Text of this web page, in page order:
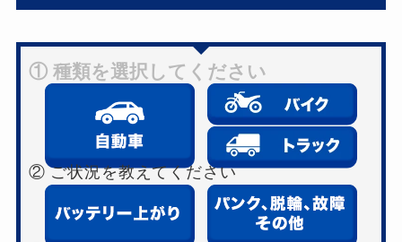
① 種類を選択してください
② ご状況を教えてください